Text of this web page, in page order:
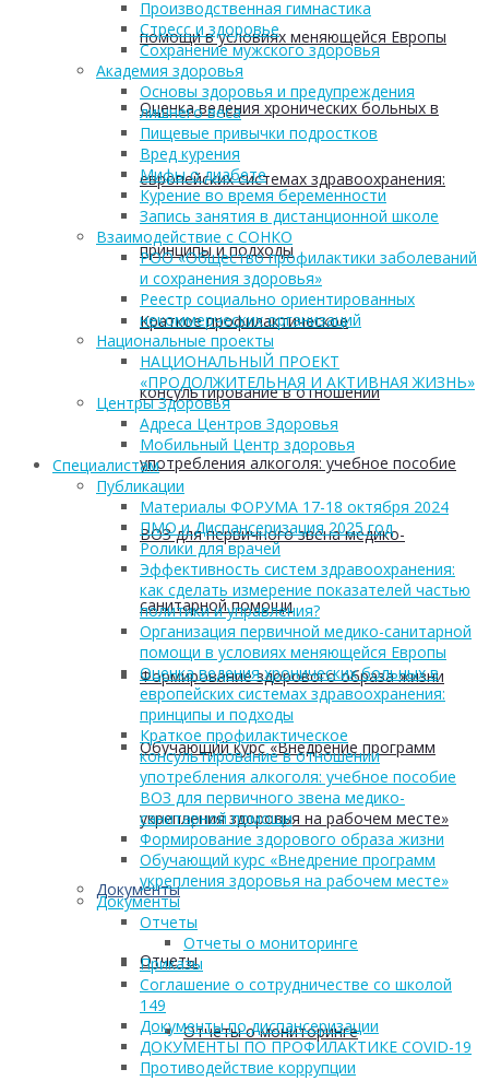
помощи в условиях меняющейся Европы
Оценка ведения хронических больных в
европейских системах здравоохранения:
принципы и подходы
Краткое профилактическое
консультирование в отношении
употребления алкоголя: учебное пособие
ВОЗ для первичного звена медико-
санитарной помощи
Формирование здорового образа жизни
Обучающий курс «Внедрение программ
укрепления здоровья на рабочем месте»
Документы
Отчеты
Отчеты о мониторинге
Производственная гимнастика
Стресс и здоровье
Сохранение мужского здоровья
Академия здоровья
Основы здоровья и предупреждения
лишнего веса
Пищевые привычки подростков
Вред курения
Мифы о диабете
Курение во время беременности
Запись занятия в дистанционной школе
Взаимодействие с СОНКО
РОО «Общество профилактики заболеваний
и сохранения здоровья»
Реестр социально ориентированных
некоммерческих организаций
Национальные проекты
НАЦИОНАЛЬНЫЙ ПРОЕКТ
«ПРОДОЛЖИТЕЛЬНАЯ И АКТИВНАЯ ЖИЗНЬ»
Центры Здоровья
Адреса Центров Здоровья
Мобильный Центр здоровья
Cпециалистам
Публикации
Материалы ФОРУМА 17-18 октября 2024
ПМО и Диспансеризация 2025 год
Ролики для врачей
Эффективность систем здравоохранения:
как сделать измерение показателей частью
политики и управления?
Организация первичной медико-санитарной
помощи в условиях меняющейся Европы
Оценка ведения хронических больных в
европейских системах здравоохранения:
принципы и подходы
Краткое профилактическое
консультирование в отношении
употребления алкоголя: учебное пособие
ВОЗ для первичного звена медико-
санитарной помощи
Формирование здорового образа жизни
Обучающий курс «Внедрение программ
укрепления здоровья на рабочем месте»
Документы
Отчеты
Отчеты о мониторинге
Приказы
Соглашение о сотрудничестве со школой
149
Документы по диспансеризации
ДОКУМЕНТЫ ПО ПРОФИЛАКТИКЕ COVID-19
Противодействие коррупции